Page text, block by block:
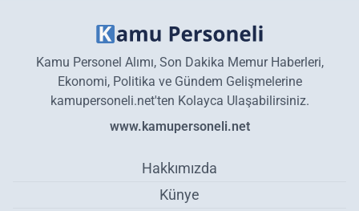
Kamu Personel Alımı, Son Dakika Memur Haberleri,
Ekonomi, Politika ve Gündem Gelişmelerine
kamupersoneli.net'ten Kolayca Ulaşabilirsiniz.
www.kamupersoneli.net
Hakkımızda
Künye